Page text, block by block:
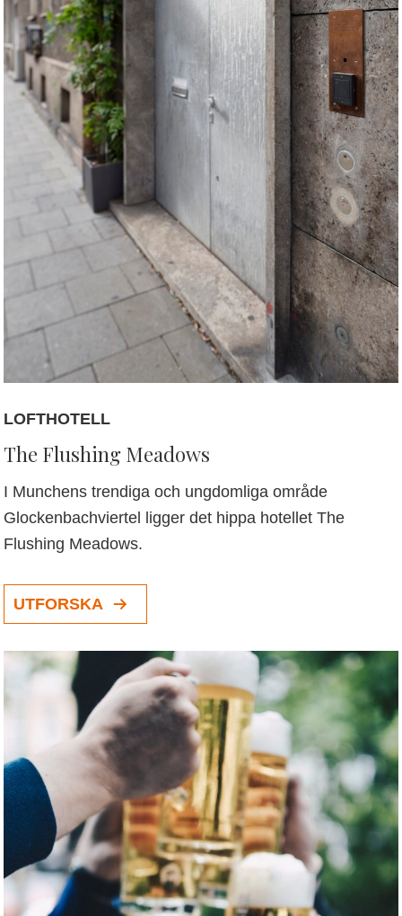
LOFTHOTELL
The Flushing Meadows
I Munchens trendiga och ungdomliga område
Glockenbachviertel ligger det hippa hotellet The
Flushing Meadows.
UTFORSKA